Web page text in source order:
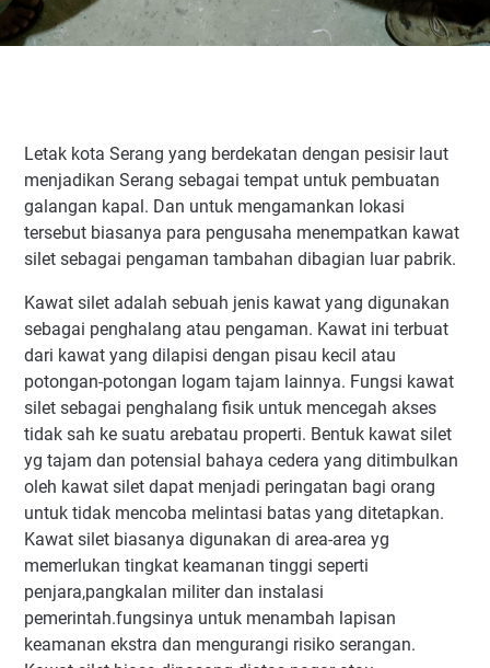
Letak kota Serang yang berdekatan dengan pesisir laut
menjadikan Serang sebagai tempat untuk pembuatan
galangan kapal. Dan untuk mengamankan lokasi
tersebut biasanya para pengusaha menempatkan kawat
silet sebagai pengaman tambahan dibagian luar pabrik.
Kawat silet adalah sebuah jenis kawat yang digunakan
sebagai penghalang atau pengaman. Kawat ini terbuat
dari kawat yang dilapisi dengan pisau kecil atau
potongan-potongan logam tajam lainnya. Fungsi kawat
silet sebagai penghalang fisik untuk mencegah akses
tidak sah ke suatu arebatau properti. Bentuk kawat silet
yg tajam dan potensial bahaya cedera yang ditimbulkan
oleh kawat silet dapat menjadi peringatan bagi orang
untuk tidak mencoba melintasi batas yang ditetapkan.
Kawat silet biasanya digunakan di area-area yg
memerlukan tingkat keamanan tinggi seperti
penjara,pangkalan militer dan instalasi
pemerintah.fungsinya untuk menambah lapisan
keamanan ekstra dan mengurangi risiko serangan.